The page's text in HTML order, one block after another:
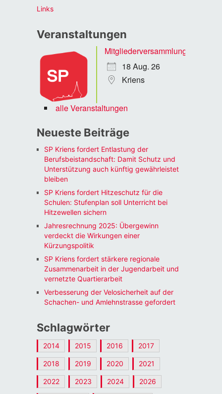
Links
Veranstaltungen
Mitgliederversammlung
18 Aug. 26
Kriens
alle Veranstaltungen
Neueste Beiträge
SP Kriens fordert Entlastung der
Berufsbeistandschaft: Damit Schutz und
Unterstützung auch künftig gewährleistet
bleiben
SP Kriens fordert Hitzeschutz für die
Schulen: Stufenplan soll Unterricht bei
Hitzewellen sichern
Jahresrechnung 2025: Übergewinn
verdeckt die Wirkungen einer
Kürzungspolitik
SP Kriens fordert stärkere regionale
Zusammenarbeit in der Jugendarbeit und
vernetzte Quartierarbeit
Verbesserung der Velosicherheit auf der
Schachen- und Amlehnstrasse gefordert
Schlagwörter
2014 2015 2016 2017
2018 2019 2020 2021
2022 2023 2024 2026